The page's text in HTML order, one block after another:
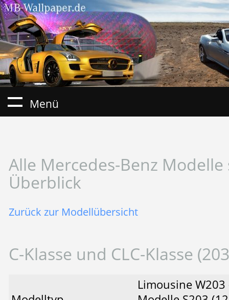
Menü
Alle Mercedes-Benz
Überblick
Zurück zur Modellübersicht
C-Klasse und CLC-Klasse
Limousine